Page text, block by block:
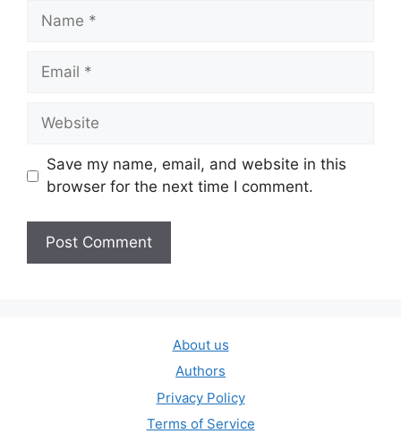
Name
Email
Website
Save my name, email, and website in this
browser for the next time I comment.
About us
Authors
Privacy Policy
Terms of Service